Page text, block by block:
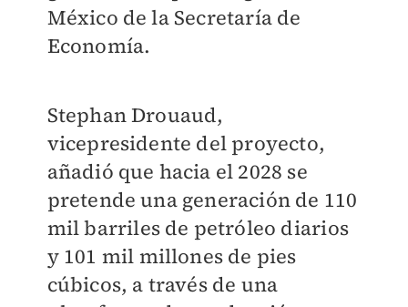
México de la Secretaría de
Economía.
Stephan Drouaud,
vicepresidente del proyecto,
añadió que hacia el 2028 se
pretende una generación de 110
mil barriles de petróleo diarios
y 101 mil millones de pies
cúbicos, a través de una